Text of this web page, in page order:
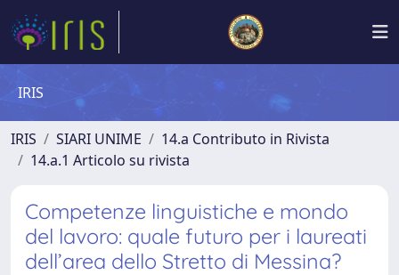
IRIS
IRIS SIARI UNIME
14.a Contributo in Rivista
14.a.1 Articolo su rivista
Competenze linguistiche e mondo
del lavoro: quale futuro per i laureati
dell’area dello Stretto di Messina?